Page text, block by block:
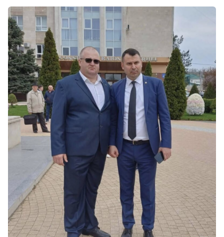
МОЯ НОВОСТЬ
Заголовок новости
+ Добавить
заголовок
Фотография
+ Загрузить
изображение
Ссылка на медиа
+ Добавить ссылку на
медиа
Текст новости
+ Добавить текст